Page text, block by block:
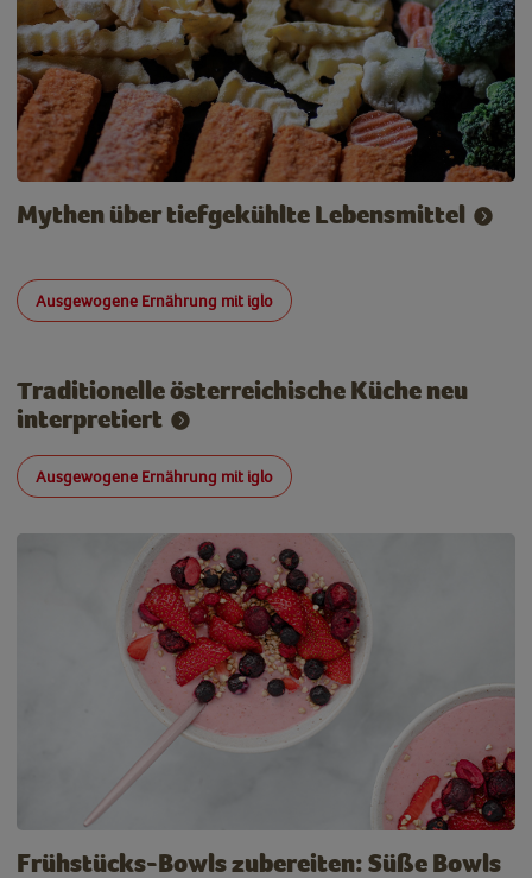
Mythen über tiefgekühlte Lebensmittel
Ausgewogene Ernährung mit iglo
Traditionelle österreichische Küche neu
interpretiert
Ausgewogene Ernährung mit iglo
Frühstücks-Bowls zubereiten: Süße Bowls